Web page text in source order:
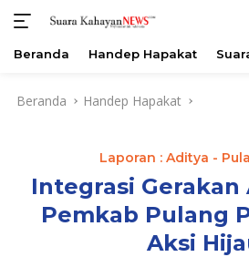
Beranda Handep Hapakat
Beranda Handep Hapakat
Laporan : Aditya -
Integrasi Gerakan
Pemkab Pulang
Aksi